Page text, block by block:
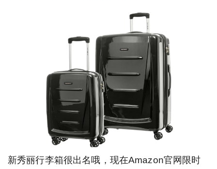
新秀丽行李箱很出名哦，现在Amazon官网限时